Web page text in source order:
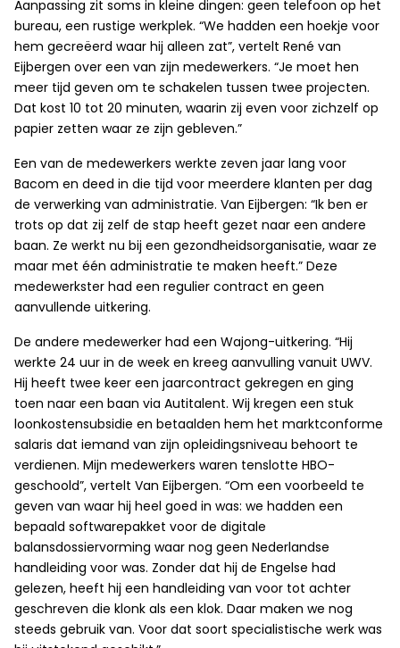
Aanpassing zit soms in kleine dingen: geen telefoon op het
bureau, een rustige werkplek. “We hadden een hoekje voor
hem gecreëerd waar hij alleen zat”, vertelt René van
Eijbergen over een van zijn medewerkers. “Je moet hen
meer tijd geven om te schakelen tussen twee projecten.
Dat kost 10 tot 20 minuten, waarin zij even voor zichzelf op
papier zetten waar ze zijn gebleven.”
Een van de medewerkers werkte zeven jaar lang voor
Bacom en deed in die tijd voor meerdere klanten per dag
de verwerking van administratie. Van Eijbergen: “Ik ben er
trots op dat zij zelf de stap heeft gezet naar een andere
baan. Ze werkt nu bij een gezondheidsorganisatie, waar ze
maar met één administratie te maken heeft.” Deze
medewerkster had een regulier contract en geen
aanvullende uitkering.
De andere medewerker had een Wajong-uitkering. “Hij
werkte 24 uur in de week en kreeg aanvulling vanuit UWV.
Hij heeft twee keer een jaarcontract gekregen en ging
toen naar een baan via Autitalent. Wij kregen een stuk
loonkostensubsidie en betaalden hem het marktconforme
salaris dat iemand van zijn opleidingsniveau behoort te
verdienen. Mijn medewerkers waren tenslotte HBO-
geschoold”, vertelt Van Eijbergen. “Om een voorbeeld te
geven van waar hij heel goed in was: we hadden een
bepaald softwarepakket voor de digitale
balansdossiervorming waar nog geen Nederlandse
handleiding voor was. Zonder dat hij de Engelse had
gelezen, heeft hij een handleiding van voor tot achter
geschreven die klonk als een klok. Daar maken we nog
steeds gebruik van. Voor dat soort specialistische werk was